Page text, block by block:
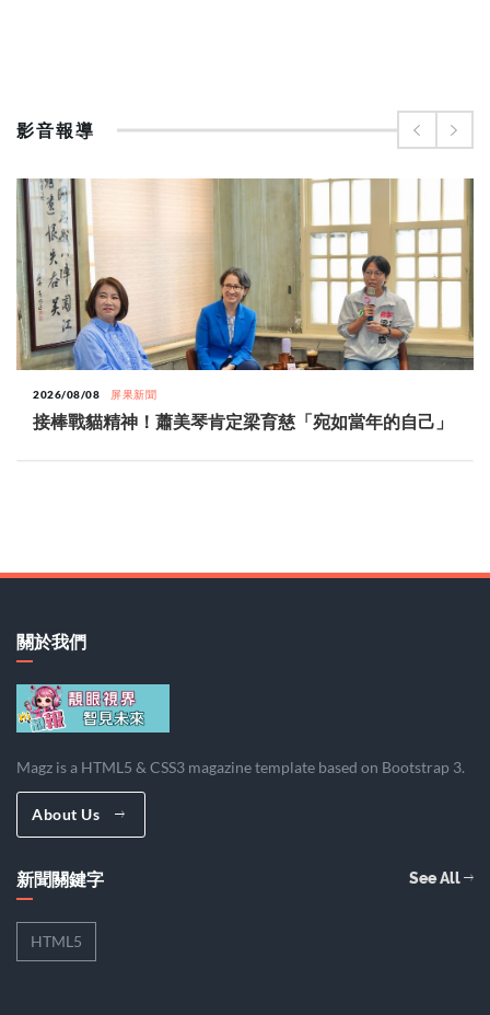
影音報導
2026/08/08 屏果新聞
接棒戰貓精神！蕭美琴肯定梁育慈「宛如當年的自己」
關於我們
Magz is a HTML5 & CSS3 magazine template based on Bootstrap 3.
About Us
新聞關鍵字 See All
HTML5